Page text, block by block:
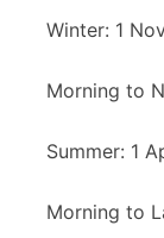
Winter: 1
Morning to
Summer: 1
Morning to